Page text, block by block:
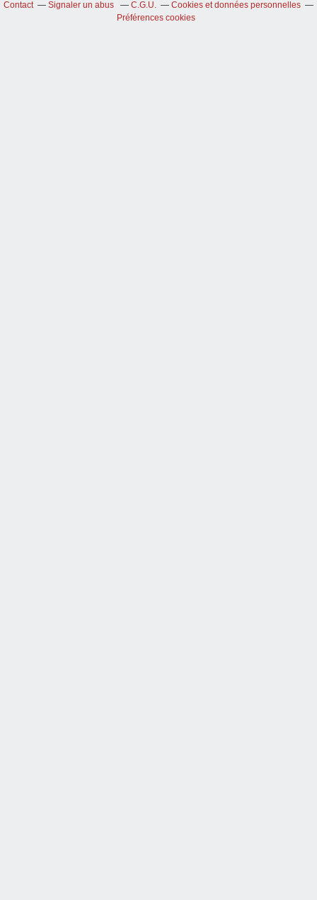
Contact Signaler un abus C.G.U.
Cookies et données personnelles
Préférences cookies